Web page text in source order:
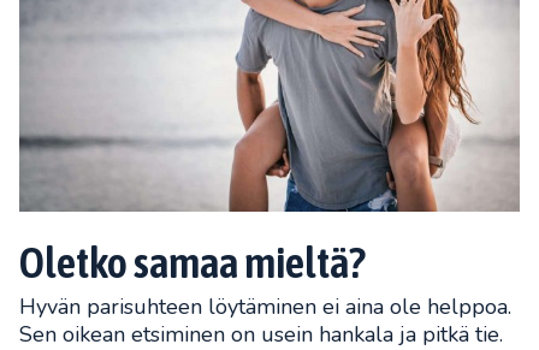
Oletko samaa mieltä?
Hyvän parisuhteen löytäminen ei aina ole helppoa.
Sen oikean etsiminen on usein hankala ja pitkä tie.